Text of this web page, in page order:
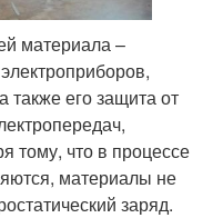
материала –
также его защита от
тому, что в процессе
материалы не
заряд.